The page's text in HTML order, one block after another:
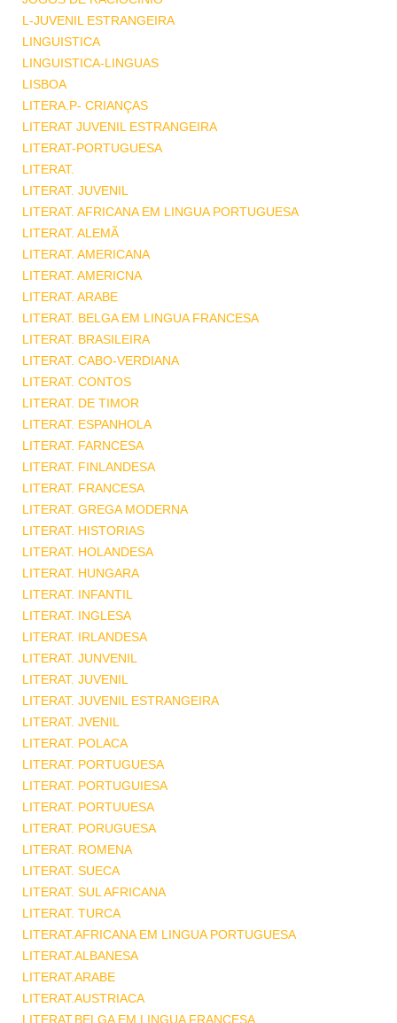
L-JUVENIL ESTRANGEIRA
LINGUISTICA
LINGUISTICA-LINGUAS
LISBOA
LITERA.P- CRIANÇAS
LITERAT JUVENIL ESTRANGEIRA
LITERAT-PORTUGUESA
LITERAT.
LITERAT. JUVENIL
LITERAT. AFRICANA EM LINGUA PORTUGUESA
LITERAT. ALEMÃ
LITERAT. AMERICANA
LITERAT. AMERICNA
LITERAT. ARABE
LITERAT. BELGA EM LINGUA FRANCESA
LITERAT. BRASILEIRA
LITERAT. CABO-VERDIANA
LITERAT. CONTOS
LITERAT. DE TIMOR
LITERAT. ESPANHOLA
LITERAT. FARNCESA
LITERAT. FINLANDESA
LITERAT. FRANCESA
LITERAT. GREGA MODERNA
LITERAT. HISTORIAS
LITERAT. HOLANDESA
LITERAT. HUNGARA
LITERAT. INFANTIL
LITERAT. INGLESA
LITERAT. IRLANDESA
LITERAT. JUNVENIL
LITERAT. JUVENIL
LITERAT. JUVENIL ESTRANGEIRA
LITERAT. JVENIL
LITERAT. POLACA
LITERAT. PORTUGUESA
LITERAT. PORTUGUIESA
LITERAT. PORTUUESA
LITERAT. PORUGUESA
LITERAT. ROMENA
LITERAT. SUECA
LITERAT. SUL AFRICANA
LITERAT. TURCA
LITERAT.AFRICANA EM LINGUA PORTUGUESA
LITERAT.ALBANESA
LITERAT.ARABE
LITERAT.AUSTRIACA
LITERAT.BELGA EM LINGUA FRANCESA